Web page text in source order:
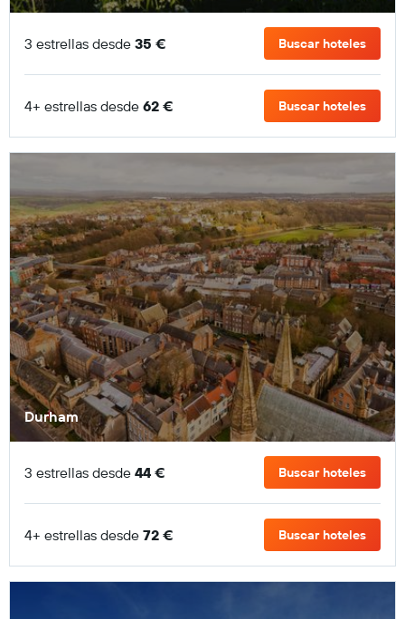
3 estrellas desde 35 € Buscar hoteles
4+ estrellas desde 62 € Buscar hoteles
Durham
3 estrellas desde 44 € Buscar hoteles
4+ estrellas desde 72 € Buscar hoteles